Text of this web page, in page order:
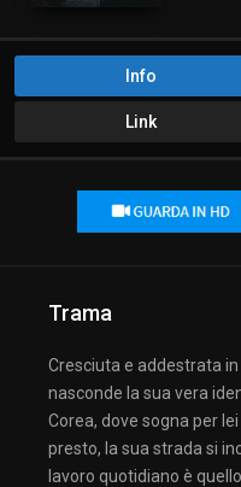
Info
Link
Trama
Cresciuta e addestrata
nasconde la sua vera
Corea, dove sogna per
presto, la sua strada si
lavoro quotidiano è